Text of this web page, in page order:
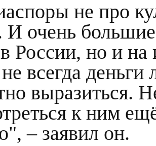
не про
И очень
России, но и
всегда
выразиться.
к ним
– заявил он.